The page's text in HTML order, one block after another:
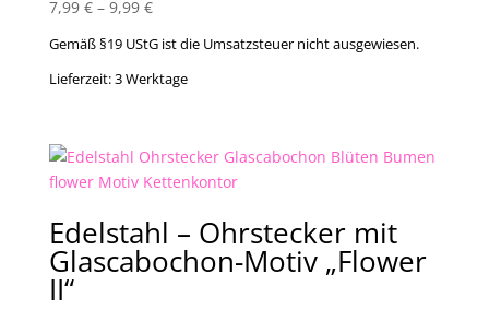
7,99 €– 9,99 €
Gemäß §19 UStG ist die Umsatzsteuer nicht ausgewiesen.
Lieferzeit:3 Werktage
Edelstahl – Ohrstecker mit
Glascabochon-Motiv „Flower
II“